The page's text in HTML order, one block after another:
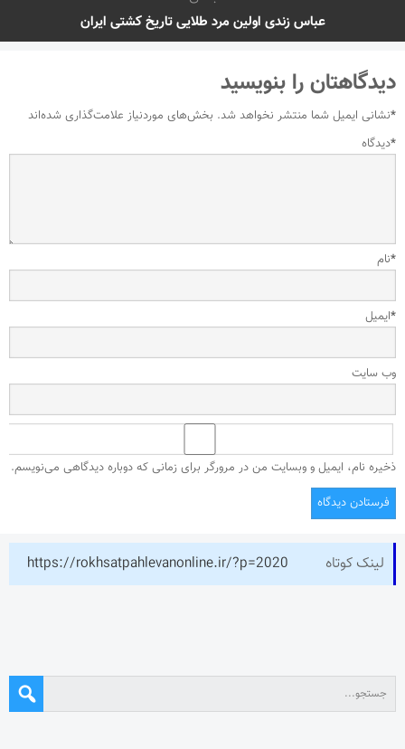
عباس زندی اولین مرد طلایی تاریخ کشتی ایران
دیدگاهتان را بنویسید
نشانی ایمیل شما منتشر نخواهد شد. بخش‌های موردنیاز علامت‌گذاری شده‌اند
*
دیدگاه*
نام*
ایمیل*
وب‌ سایت
ذخیره نام، ایمیل و وبسایت من در مرورگر برای زمانی که دوباره دیدگاهی می‌نویسم.
لینک کوتاه https://rokhsatpahlevanonline.ir/?p=2020